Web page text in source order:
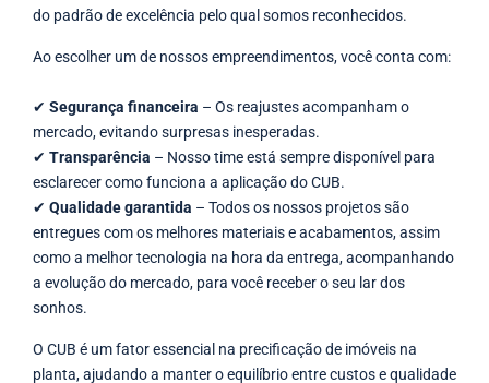
do padrão de excelência pelo qual somos reconhecidos.
Ao escolher um de nossos empreendimentos, você conta com:
✔ Segurança financeira – Os reajustes acompanham o
mercado, evitando surpresas inesperadas.
✔ Transparência – Nosso time está sempre disponível para
esclarecer como funciona a aplicação do CUB.
✔ Qualidade garantida – Todos os nossos projetos são
entregues com os melhores materiais e acabamentos, assim
como a melhor tecnologia na hora da entrega, acompanhando
a evolução do mercado, para você receber o seu lar dos
sonhos.
O CUB é um fator essencial na precificação de imóveis na
planta, ajudando a manter o equilíbrio entre custos e qualidade